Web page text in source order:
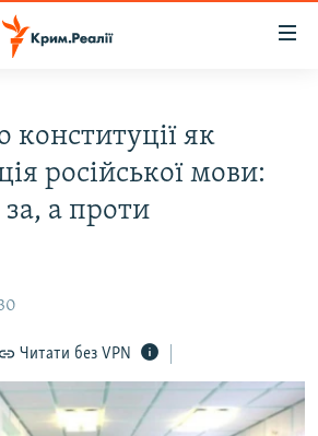
конституції як
російської мови:
а проти
Читати без VPN